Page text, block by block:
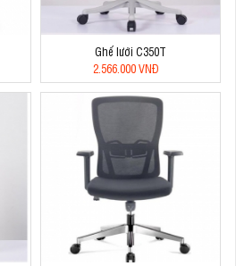
Ghế lưới C350T
2.566.000 VNĐ